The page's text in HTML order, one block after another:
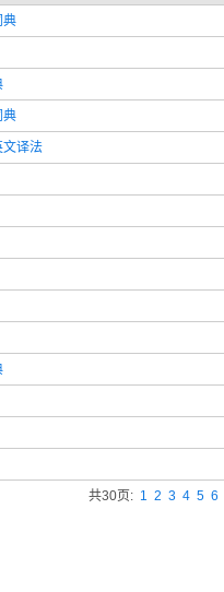
典
典
文译法
共30页: 1 2 3 4 5 6